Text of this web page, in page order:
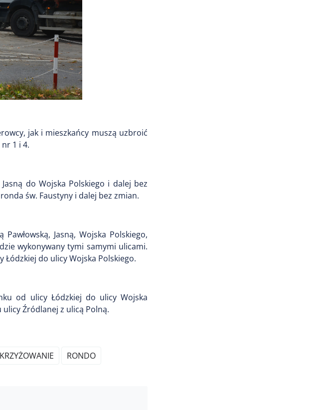
jak i mieszkańcy muszą uzbroić
1 i 4.
do Wojska Polskiego i dalej bez
św. Faustyny i dalej bez zmian.
Jasną, Wojska Polskiego,
wykonywany tymi samymi ulicami.
do ulicy Wojska Polskiego.
od ulicy Łódzkiej do ulicy Wojska
Źródlanej z ulicą Polną.
RONDO